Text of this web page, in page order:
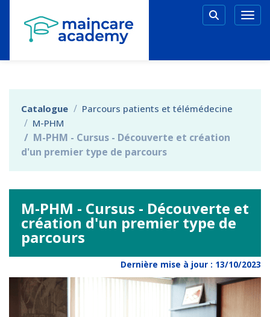
Aller au menu principal
Aller au contenu principal
Personnaliser l'interface
Catalogue
Parcours patients et télémédecine
M-PHM
M-PHM - Cursus - Découverte et création
d'un premier type de parcours
M-PHM - Cursus - Découverte et
création d'un premier type de
parcours
Dernière mise à jour : 13/10/2023